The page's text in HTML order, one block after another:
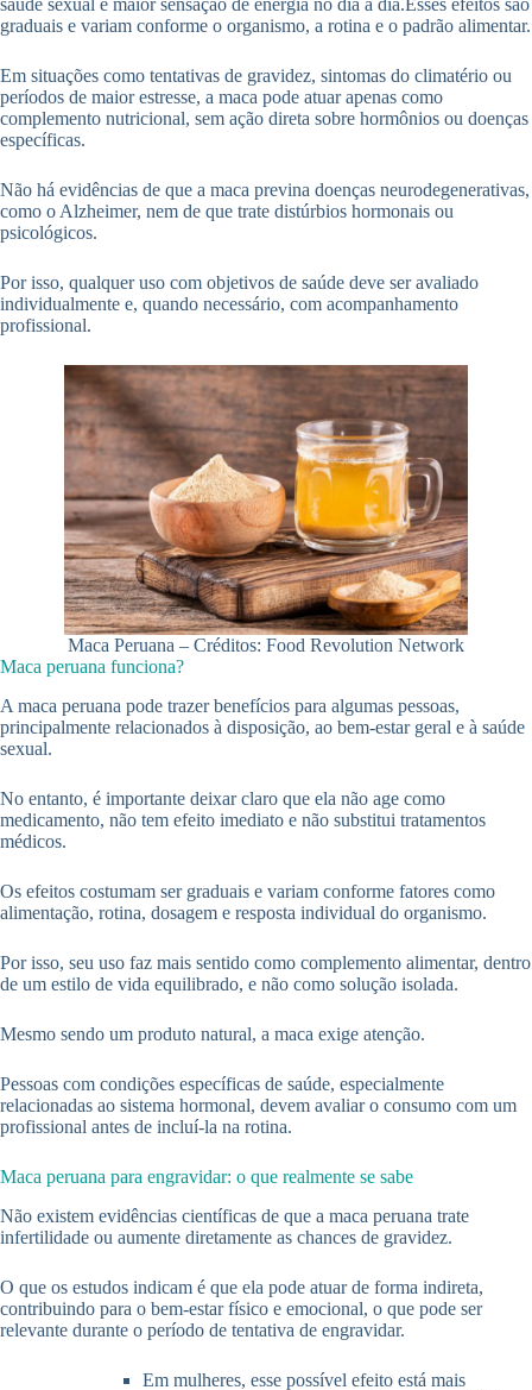
saúde sexual e maior sensação de energia no dia a dia.Esses efeitos são
graduais e variam conforme o organismo, a rotina e o padrão alimentar.
Em situações como tentativas de gravidez, sintomas do climatério ou
períodos de maior estresse, a maca pode atuar apenas como
complemento nutricional, sem ação direta sobre hormônios ou doenças
específicas.
Não há evidências de que a maca previna doenças neurodegenerativas,
como o Alzheimer, nem de que trate distúrbios hormonais ou
psicológicos.
Por isso, qualquer uso com objetivos de saúde deve ser avaliado
individualmente e, quando necessário, com acompanhamento
profissional.
Maca Peruana – Créditos: Food Revolution Network
Maca peruana funciona?
A maca peruana pode trazer benefícios para algumas pessoas,
principalmente relacionados à disposição, ao bem-estar geral e à saúde
sexual.
No entanto, é importante deixar claro que ela não age como
medicamento, não tem efeito imediato e não substitui tratamentos
médicos.
Os efeitos costumam ser graduais e variam conforme fatores como
alimentação, rotina, dosagem e resposta individual do organismo.
Por isso, seu uso faz mais sentido como complemento alimentar, dentro
de um estilo de vida equilibrado, e não como solução isolada.
Mesmo sendo um produto natural, a maca exige atenção.
Pessoas com condições específicas de saúde, especialmente
relacionadas ao sistema hormonal, devem avaliar o consumo com um
profissional antes de incluí-la na rotina.
Maca peruana para engravidar: o que realmente se sabe
Não existem evidências científicas de que a maca peruana trate
infertilidade ou aumente diretamente as chances de gravidez.
O que os estudos indicam é que ela pode atuar de forma indireta,
contribuindo para o bem-estar físico e emocional, o que pode ser
relevante durante o período de tentativa de engravidar.
Em mulheres, esse possível efeito está mais